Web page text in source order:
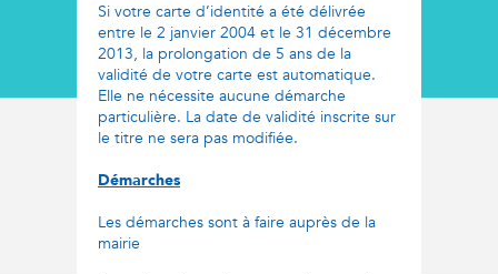
Si votre carte d’identité a été délivrée
entre le 2 janvier 2004 et le 31 décembre
2013, la prolongation de 5 ans de la
validité de votre carte est automatique.
Elle ne nécessite aucune démarche
particulière. La date de validité inscrite sur
le titre ne sera pas modifiée.
Démarches
Les démarches sont à faire auprès de la
mairie